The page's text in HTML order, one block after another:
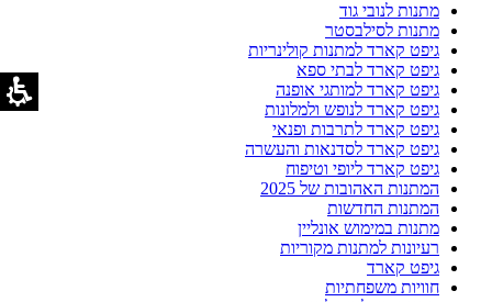
מתנות לנובי גוד
מתנות לסילבסטר
גיפט קארד למתנות קולינריות
גיפט קארד לבתי ספא
גיפט קארד למותגי אופנה
גיפט קארד לנופש ולמלונות
גיפט קארד לתרבות ופנאי
גיפט קארד לסדנאות והעשרה
גיפט קארד ליופי וטיפוח
המתנות האהובות של 2025
המתנות החדשות
מתנות במימוש אונליין
רעיונות למתנות מקוריות
גיפט קארד
חוויות משפחתיות